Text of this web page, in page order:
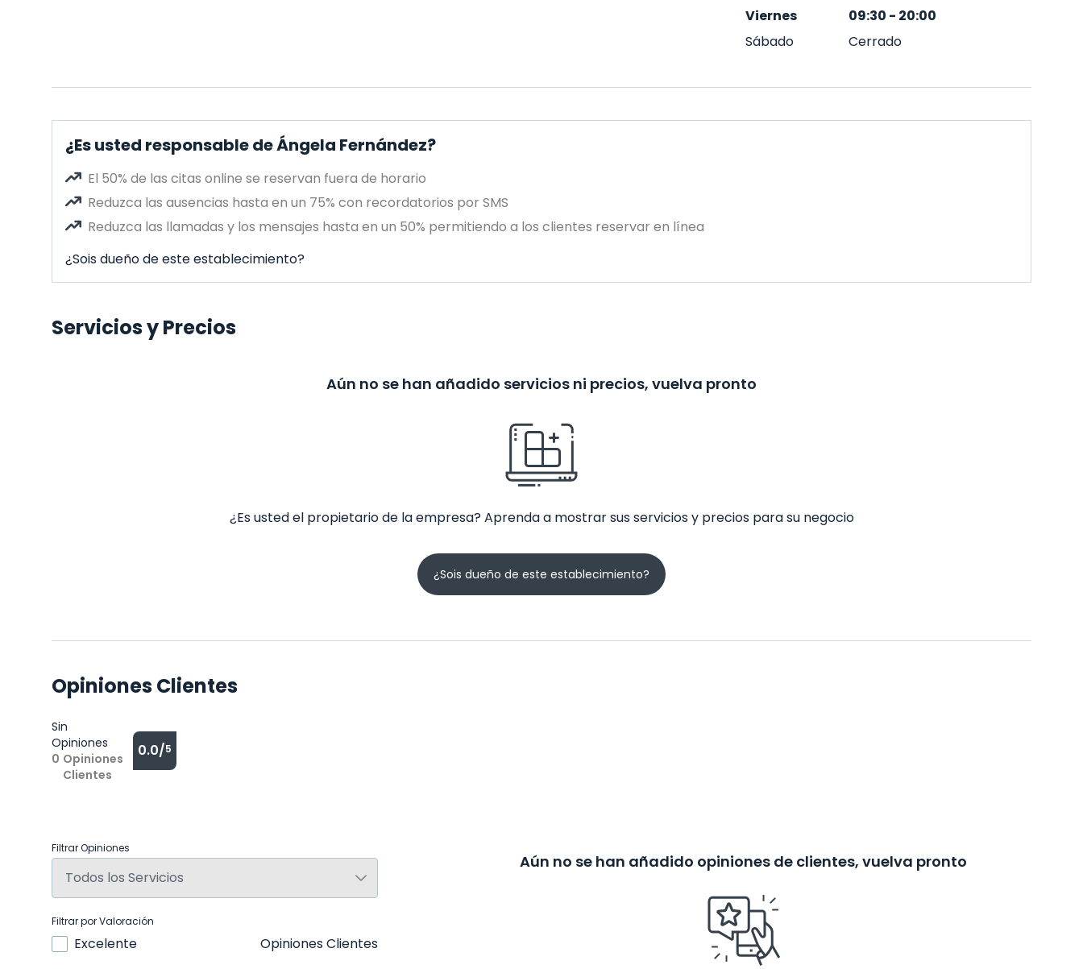
Viernes
09:30 - 20:00
Sábado
Cerrado
¿Es usted responsable de Ángela Fernández?
El 50% de las citas online se reservan fuera de horario
Reduzca las ausencias hasta en un 75% con recordatorios por SMS
Reduzca las llamadas y los mensajes hasta en un 50% permitiendo a los clientes reservar en línea
¿Sois dueño de este establecimiento?
Servicios y Precios
Aún no se han añadido servicios ni precios, vuelva pronto
¿Es usted el propietario de la empresa? Aprenda a mostrar sus servicios y precios para su negocio
¿Sois dueño de este establecimiento?
Opiniones Clientes
Sin
Opiniones
0 Opiniones
Clientes
0.0/5
Filtrar Opiniones
Filtrar por Valoración
Excelente
Opiniones Clientes
Aún no se han añadido opiniones de clientes, vuelva pronto